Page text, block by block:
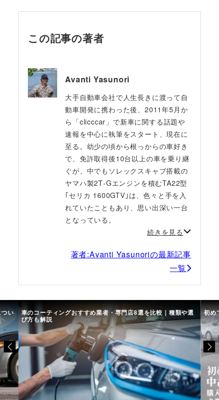
この記事の著者
Avanti Yasunori
大手自動車会社で人生長きに渡って自
動車開発に携わった後、2011年5月か
ら「clicccar」で新車に関する話題や
速報を中心に執筆をスタート、現在に
至る。幼少の頃から根っからの車好き
で、免許取得後10台以上の車を乗り継
ぐが、中でもソレックスキャブ搭載の
ヤマハ製2T‐Gエンジンを積むTA22型
｢セリカ 1600GTV｣は、色々と手を入
れていたこともあり、思い出深い一台
となっている。
続きを見る
著者:Avanti Yasunoriの最新記事
一覧
い 車のコーティングおすすめ業者・専門店8選を比較｜種類や選
び方も解説
初め